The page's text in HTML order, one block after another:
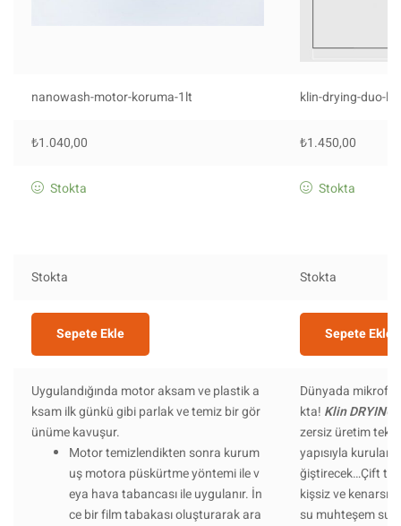
nanowash-motor-koruma-1lt klin-drying-duo-l
₺1.040,00 ₺1.450,00
Stokta Stokta
Stokta Stokta
Sepete Ekle Sepete Ekle
Uygulandığında motor aksam ve plastik a
ksam ilk günkü gibi parlak ve temiz bir gör
ünüme kavuşur.
Motor temizlendikten sonra kurum
uş motora püskürtme yöntemi ile v
eya hava tabancası ile uygulanır. İn
ce bir film tabakası oluşturarak ara
Dünyada
kta! Klin
zersiz üretim
yapısıyla
ğiştirecek…Çift
kişsiz ve
su muhteşem su